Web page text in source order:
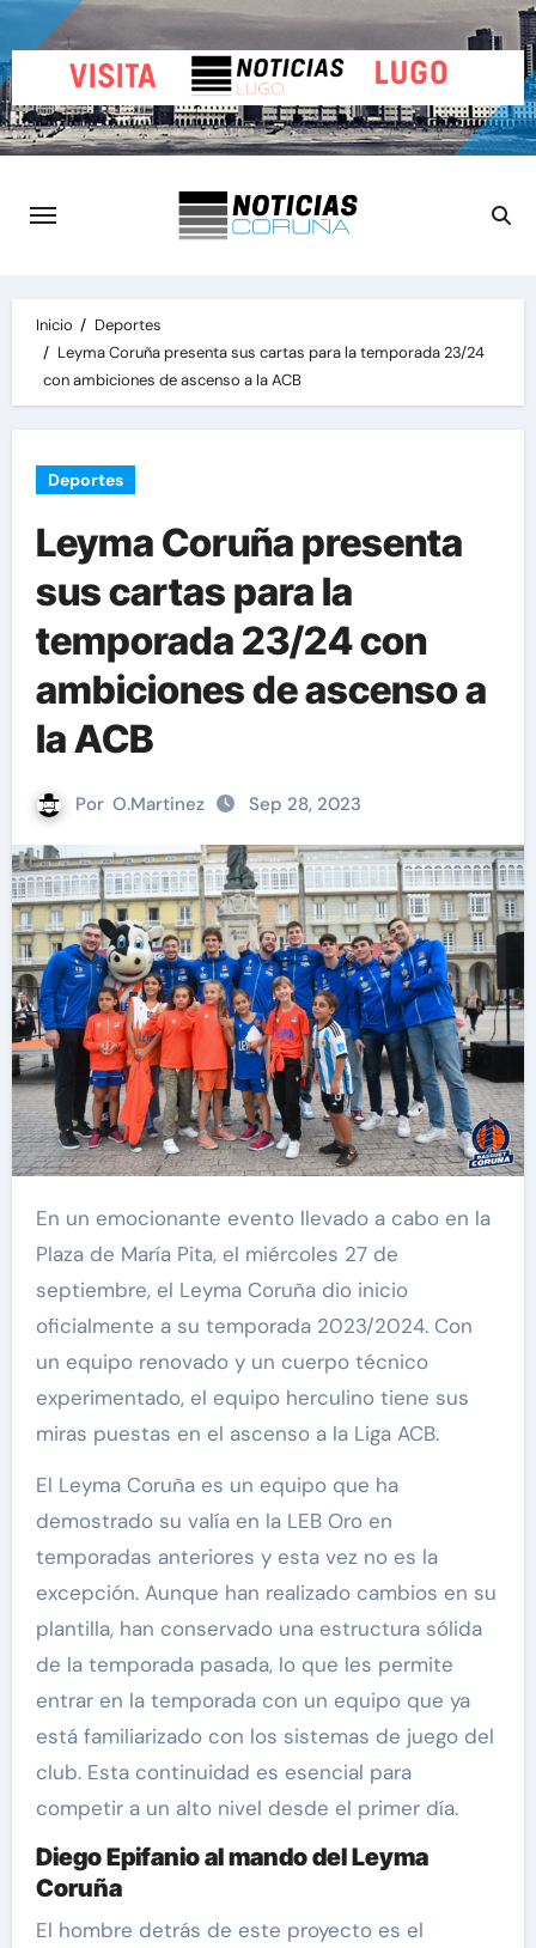
al
contenido
Inicio
Deportes
Leyma Coruña presenta sus cartas para la temporada 23/24
con ambiciones de ascenso a la ACB
Deportes
Leyma Coruña presenta
sus cartas para la
temporada 23/24 con
ambiciones de ascenso a
la ACB
Por O.Martinez Sep 28, 2023
En un emocionante evento llevado a cabo en la
Plaza de María Pita, el miércoles 27 de
septiembre, el Leyma Coruña dio inicio
oficialmente a su temporada 2023/2024. Con
un equipo renovado y un cuerpo técnico
experimentado, el equipo herculino tiene sus
miras puestas en el ascenso a la Liga ACB.
El Leyma Coruña es un equipo que ha
demostrado su valía en la LEB Oro en
temporadas anteriores y esta vez no es la
excepción. Aunque han realizado cambios en su
plantilla, han conservado una estructura sólida
de la temporada pasada, lo que les permite
entrar en la temporada con un equipo que ya
está familiarizado con los sistemas de juego del
club. Esta continuidad es esencial para
competir a un alto nivel desde el primer día.
Diego Epifanio al mando del Leyma
Coruña
El hombre detrás de este proyecto es el